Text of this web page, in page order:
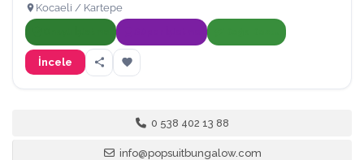
Kocaeli / Kartepe
İncele
0 538 402 13 88
info@popsuitbungalow.com